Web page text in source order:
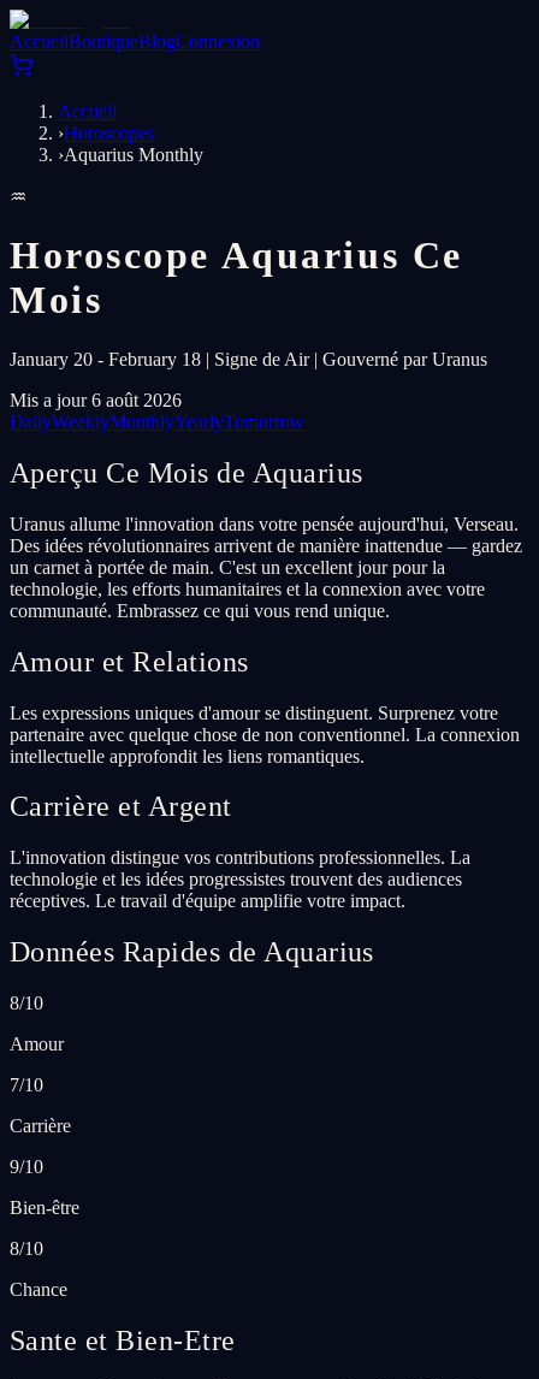
AccueilBoutiqueBlogConnexion
Accueil
›Horoscopes
›Aquarius Monthly
♒
Horoscope Aquarius Ce
Mois
January 20 - February 18 | Signe de Air | Gouverné par Uranus
Mis a jour 6 août 2026
DailyWeeklyMonthlyYearlyTomorrow
Aperçu Ce Mois de Aquarius
Uranus allume l'innovation dans votre pensée aujourd'hui, Verseau.
Des idées révolutionnaires arrivent de manière inattendue — gardez
un carnet à portée de main. C'est un excellent jour pour la
technologie, les efforts humanitaires et la connexion avec votre
communauté. Embrassez ce qui vous rend unique.
Amour et Relations
Les expressions uniques d'amour se distinguent. Surprenez votre
partenaire avec quelque chose de non conventionnel. La connexion
intellectuelle approfondit les liens romantiques.
Carrière et Argent
L'innovation distingue vos contributions professionnelles. La
technologie et les idées progressistes trouvent des audiences
réceptives. Le travail d'équipe amplifie votre impact.
Données Rapides de Aquarius
8/10
Amour
7/10
Carrière
9/10
Bien-être
8/10
Chance
Sante et Bien-Etre